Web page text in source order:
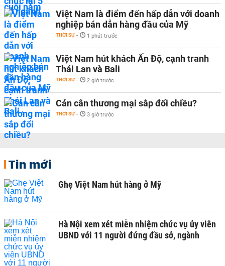
Việt Nam là điểm đến hấp dẫn với doanh
nghiệp bán dẫn hàng đầu của Mỹ
THỜI SỰ - 1 phút trước
Việt Nam hút khách Ấn Độ, cạnh tranh
Thái Lan và Bali
THỜI SỰ - 2 giờ trước
Cán cân thương mại sắp đổi chiều?
THỜI SỰ - 3 giờ trước
Tin mới
Ghẹ Việt Nam hút hàng ở Mỹ
Hà Nội xem xét miễn nhiệm chức vụ ủy viên
UBND với 11 người đứng đầu sở, ngành